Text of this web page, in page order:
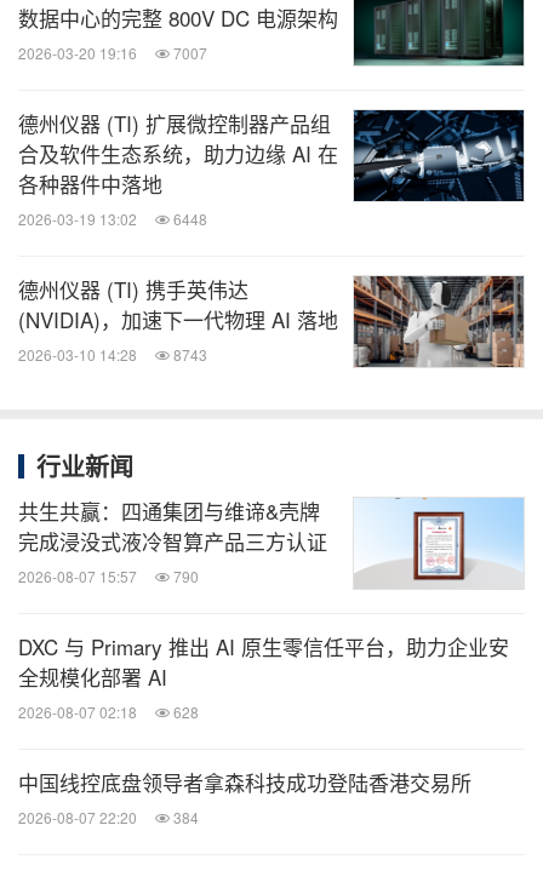
数据中心的完整 800V DC 电源架构
2026-03-20 19:16 7007
德州仪器 (TI) 扩展微控制器产品组
合及软件生态系统，助力边缘 AI 在
各种器件中落地
2026-03-19 13:02 6448
德州仪器 (TI) 携手英伟达
(NVIDIA)，加速下一代物理 AI 落地
2026-03-10 14:28 8743
行业新闻
共生共赢：四通集团与维谛&壳牌
完成浸没式液冷智算产品三方认证
2026-08-07 15:57 790
DXC 与 Primary 推出 AI 原生零信任平台，助力企业安
全规模化部署 AI
2026-08-07 02:18 628
中国线控底盘领导者拿森科技成功登陆香港交易所
2026-08-07 22:20 384